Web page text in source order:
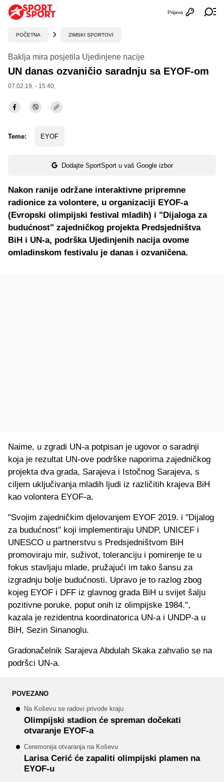
Otvori
Prijava
POČETNA ZIMSKI SPORTOVI
Baklja mira posjetila Ujedinjene nacije
UN danas ozvaničio saradnju sa EYOF-om
07.02.19. - 15:40,
Teme: EYOF
Dodajte SportSport u vaš Google izbor
Nakon ranije održane interaktivne pripremne
radionice za volontere, u organizaciji EYOF-a
(Evropski olimpijski festival mladih) i "Dijaloga za
budućnost" zajedničkog projekta Predsjedništva
BiH i UN-a, podrška Ujedinjenih nacija ovome
omladinskom festivalu je danas i ozvaničena.
Naime, u zgradi UN-a potpisan je ugovor o saradnji
koja je rezultat UN-ove podrške naporima zajedničkog
projekta dva grada, Sarajeva i Istočnog Sarajeva, s
ciljem uključivanja mladih ljudi iz različitih krajeva BiH
kao volontera EYOF-a.
"Svojim zajedničkim djelovanjem EYOF 2019. i "Dijalog
za budućnost" koji implementiraju UNDP, UNICEF i
UNESCO u partnerstvu s Predsjedništvom BiH
promoviraju mir, suživot, toleranciju i pomirenje te u
fokus stavljaju mlade, pružajući im tako šansu za
izgradnju bolje budućnosti. Upravo je to razlog zbog
kojeg EYOF i DFF iz glavnog grada BiH u svijet šalju
pozitivne poruke, poput onih iz olimpijske 1984.",
kazala je rezidentna koordinatorica UN-a i UNDP-a u
BiH, Sezin Sinanoglu.
Gradonačelnik Sarajeva Abdulah Skaka zahvalio se na
podršci UN-a.
POVEZANO
Na Koševu se radovi privode kraju
Olimpijski stadion će spreman dočekati
otvaranje EYOF-a
Ceremonija otvaranja na Koševu
Larisa Cerić će zapaliti olimpijski plamen na
EYOF-u